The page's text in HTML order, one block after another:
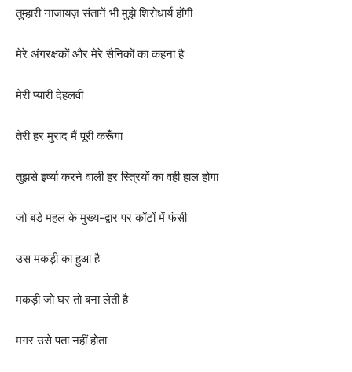
तुम्हारी नाजायज़ संतानें भी मुझे शिरोधार्य होंगी
मेरे अंगरक्षकों और मेरे सैनिकों का कहना है
मेरी प्यारी देहलवी
तेरी हर मुराद मैं पूरी करूँगा
तुझसे इर्ष्या करने वाली हर स्त्रियों का वही हाल होगा
जो बड़े महल के मुख्य-द्वार पर काँटों में फंसी
उस मकड़ी का हुआ है
मकड़ी जो घर तो बना लेती है
मगर उसे पता नहीं होता